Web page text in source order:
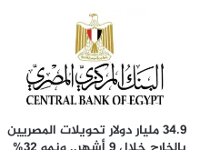
34.9 مليار دولار تحويلات المصريين